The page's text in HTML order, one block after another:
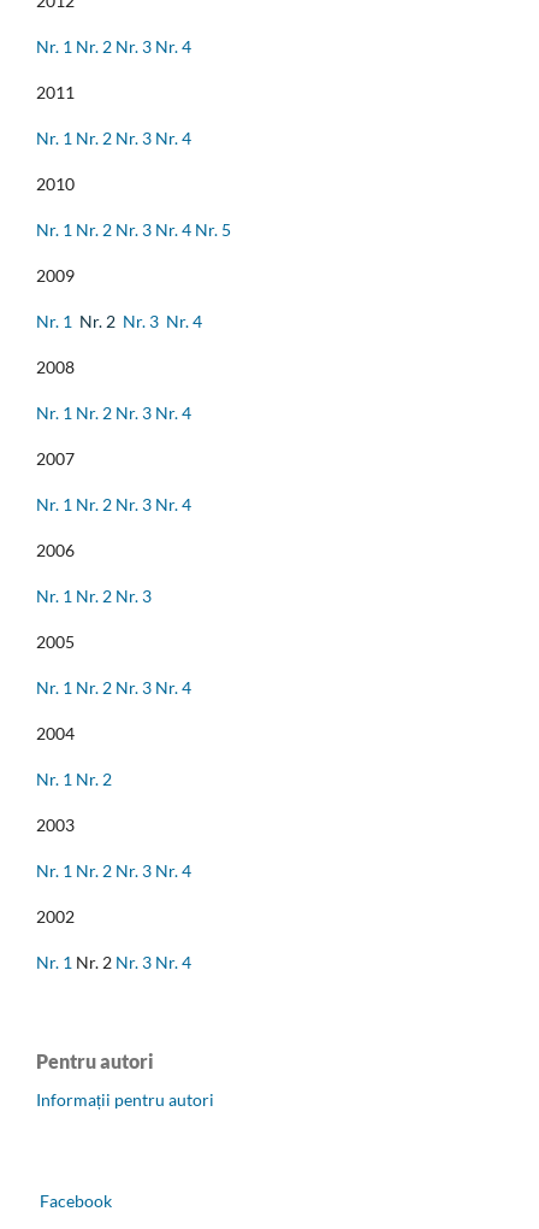
Nr. 1 Nr. 2 Nr. 3 Nr. 4
2011
Nr. 1 Nr. 2 Nr. 3 Nr. 4
2010
Nr. 1 Nr. 2 Nr. 3 Nr. 4 Nr. 5
2009
Nr. 1 Nr. 2 Nr. 3 Nr. 4
2008
Nr. 1 Nr. 2 Nr. 3 Nr. 4
2007
Nr. 1 Nr. 2 Nr. 3 Nr. 4
2006
Nr. 1 Nr. 2 Nr. 3
2005
Nr. 1 Nr. 2 Nr. 3 Nr. 4
2004
Nr. 1 Nr. 2
2003
Nr. 1 Nr. 2 Nr. 3 Nr. 4
2002
Nr. 1 Nr. 2 Nr. 3 Nr. 4
Pentru autori
Informații pentru autori
Facebook